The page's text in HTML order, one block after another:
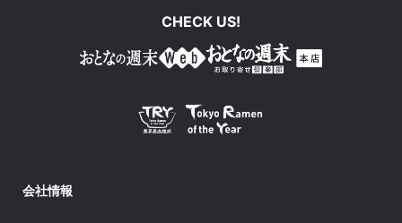
CHECK US!
会社情報